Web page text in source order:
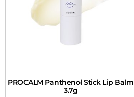
PROCALM Panthenol Stick Lip Balm
3.7g